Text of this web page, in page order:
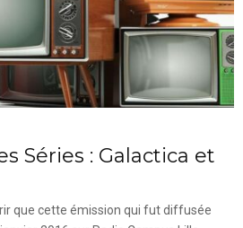
Séries : Galactica et
que cette émission qui fut diffusée